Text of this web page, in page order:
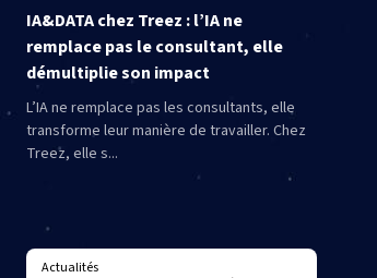
IA&DATA chez Treez : l’IA ne
remplace pas le consultant, elle
démultiplie son impact
L’IA ne remplace pas les consultants, elle
transforme leur manière de travailler. Chez
Treez, elle s...
Actualités